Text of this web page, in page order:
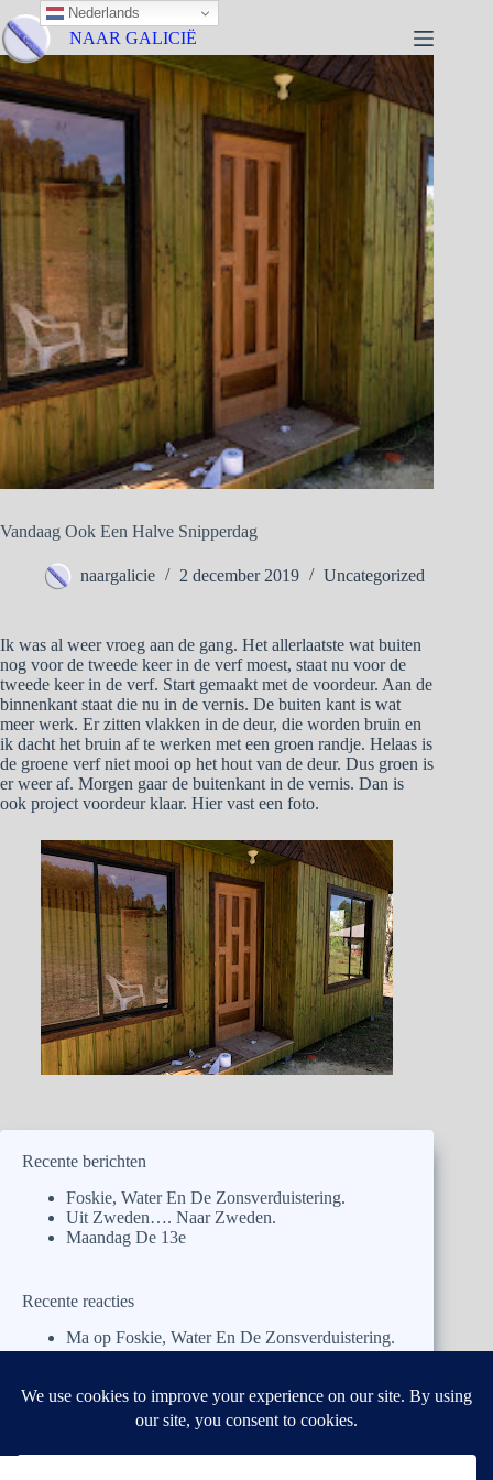
NAAR GALICIË
Vandaag Ook Een Halve Snipperdag
naargalicie 2 december 2019 Uncategorized
Ik was al weer vroeg aan de gang. Het allerlaatste wat buiten
nog voor de tweede keer in de verf moest, staat nu voor de
tweede keer in de verf. Start gemaakt met de voordeur. Aan de
binnenkant staat die nu in de vernis. De buiten kant is wat
meer werk. Er zitten vlakken in de deur, die worden bruin en
ik dacht het bruin af te werken met een groen randje. Helaas is
de groene verf niet mooi op het hout van de deur. Dus groen is
er weer af. Morgen gaar de buitenkant in de vernis. Dan is
ook project voordeur klaar. Hier vast een foto.
Recente berichten
Foskie, Water En De Zonsverduistering.
Uit Zweden…. Naar Zweden.
Maandag De 13e
Recente reacties
Ma op Foskie, Water En De Zonsverduistering.
PaopFoskie, Water En De Zonsverduistering.
Ben y Antoinetteop Uit Zweden…. Naar
Zweden.
Nederlands